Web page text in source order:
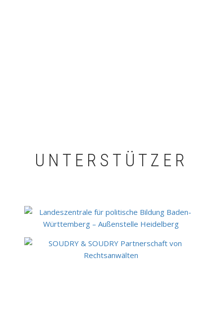
UNTERSTÜTZER